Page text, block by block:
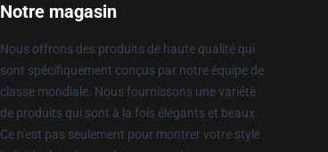
Notre magasin
Nous offrons des produits de haute qualité qui
sont spécifiquement conçus par notre équipe de
classe mondiale. Nous fournissons une variété
de produits qui sont à la fois élégants et beaux.
Ce n'est pas seulement pour montrer votre style